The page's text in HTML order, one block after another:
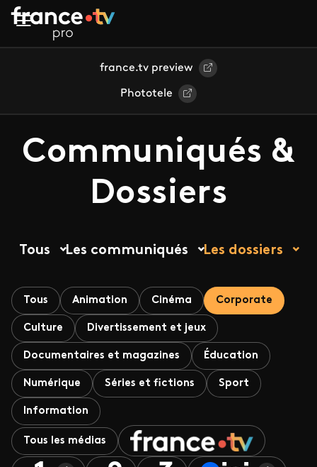
Aller au contenu principal
france.tv preview
Phototele
Communiqués &
Dossiers
Tous Les communiqués Les dossiers
Tous Animation Cinéma Corporate
Culture Divertissement et jeux
Documentaires et magazines Éducation
Numérique Séries et fictions Sport
Information
Tous les médias